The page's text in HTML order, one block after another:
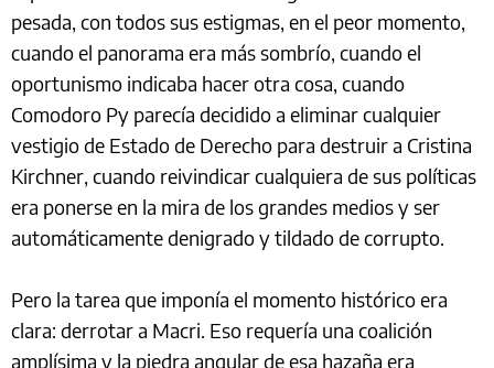
pesada, con todos sus estigmas, en el peor momento,
cuando el panorama era más sombrío, cuando el
oportunismo indicaba hacer otra cosa, cuando
Comodoro Py parecía decidido a eliminar cualquier
vestigio de Estado de Derecho para destruir a Cristina
Kirchner, cuando reivindicar cualquiera de sus políticas
era ponerse en la mira de los grandes medios y ser
automáticamente denigrado y tildado de corrupto.
Pero la tarea que imponía el momento histórico era
clara: derrotar a Macri. Eso requería una coalición
amplísima y la piedra angular de esa hazaña era